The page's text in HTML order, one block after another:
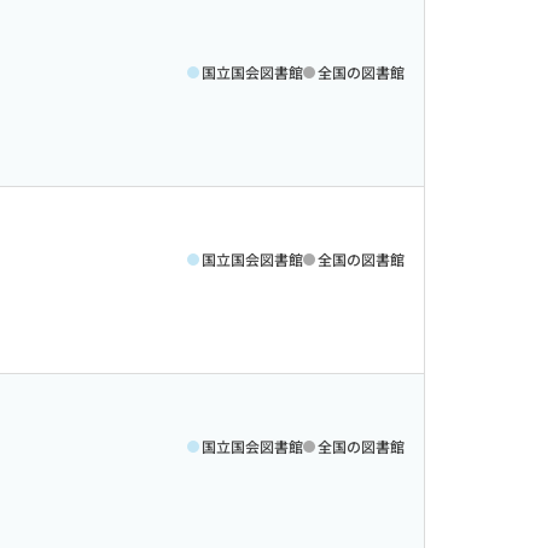
国立国会図書館 全国の図書館
国立国会図書館 全国の図書館
国立国会図書館 全国の図書館